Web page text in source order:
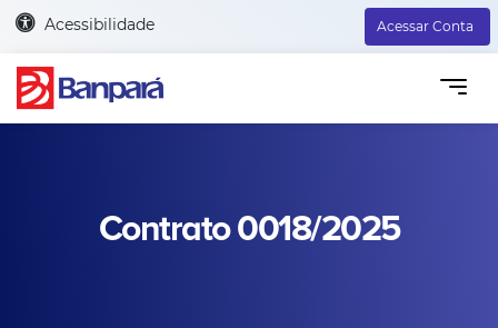
Acessibilidade Acessar Conta
Contrato 0018/2025